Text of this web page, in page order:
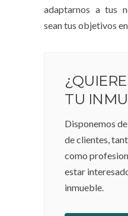
adaptarnos a tus
sean tus objetivos
TU
Disponemos
de clientes,
como
estar
inmueble.